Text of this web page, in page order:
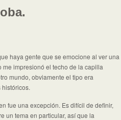
haya gente que se emocione al ver una
me impresionó el techo de la capilla
mundo, obviamente el tipo era
fue una excepción. Es difícil de definir,
un tema en particular, así que la